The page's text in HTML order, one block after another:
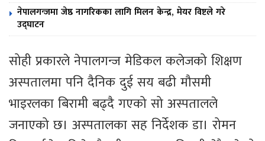
नेपालगन्जमा जेष्ठ नागरिकका लागि मिलन केन्द्र, मेयर विष्टले गरे
उद्घाटन
सोही प्रकारले नेपालगन्ज मेडिकल कलेजको शिक्षण
अस्पतालमा पनि दैनिक दुई सय बढी मौसमी
भाइरलका बिरामी बढ्दै गएको सो अस्पतालले
जनाएको छ। अस्पतालका सह निर्देशक डा। रोमन